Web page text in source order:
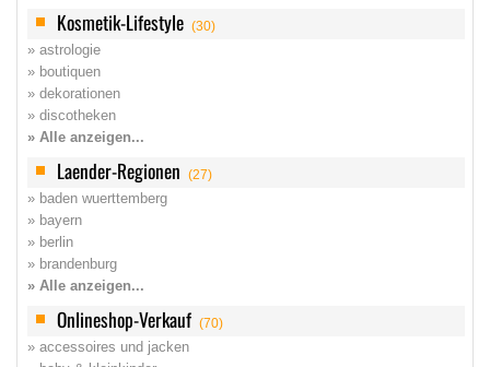
Kosmetik-Lifestyle (30)
» astrologie
» boutiquen
» dekorationen
» discotheken
» Alle anzeigen...
Laender-Regionen (27)
» baden wuerttemberg
» bayern
» berlin
» brandenburg
» Alle anzeigen...
Onlineshop-Verkauf (70)
» accessoires und jacken